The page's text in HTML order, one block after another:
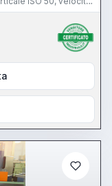
spostamento tavola e